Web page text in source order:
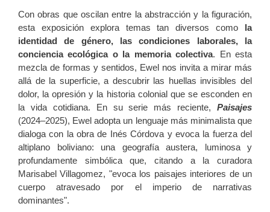
Con obras que oscilan entre la abstracción y la figuración,
esta exposición explora temas tan diversos como la
identidad de género, las condiciones laborales, la
conciencia ecológica o la memoria colectiva. En esta
mezcla de formas y sentidos, Ewel nos invita a mirar más
allá de la superficie, a descubrir las huellas invisibles del
dolor, la opresión y la historia colonial que se esconden en
la vida cotidiana. En su serie más reciente, Paisajes
(2024–2025), Ewel adopta un lenguaje más minimalista que
dialoga con la obra de Inés Córdova y evoca la fuerza del
altiplano boliviano: una geografía austera, luminosa y
profundamente simbólica que, citando a la curadora
Marisabel Villagomez, "evoca los paisajes interiores de un
cuerpo atravesado por el imperio de narrativas
dominantes".